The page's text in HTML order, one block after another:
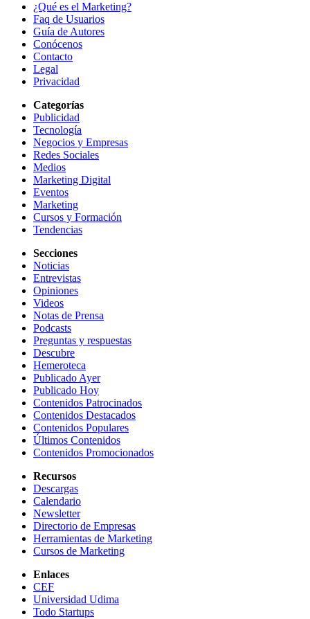
¿Qué es el Marketing?
Faq de Usuarios
Guía de Autores
Conócenos
Contacto
Legal
Privacidad
Categorías
Publicidad
Tecnología
Negocios y Empresas
Redes Sociales
Medios
Marketing Digital
Eventos
Marketing
Cursos y Formación
Tendencias
Secciones
Noticias
Entrevistas
Opiniones
Videos
Notas de Prensa
Podcasts
Preguntas y respuestas
Descubre
Hemeroteca
Publicado Ayer
Publicado Hoy
Contenidos Patrocinados
Contenidos Destacados
Contenidos Populares
Últimos Contenidos
Contenidos Promocionados
Recursos
Descargas
Calendario
Newsletter
Directorio de Empresas
Herramientas de Marketing
Cursos de Marketing
Enlaces
CEF
Universidad Udima
Todo Startups